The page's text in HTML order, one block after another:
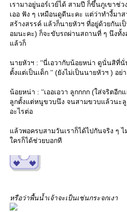
เรามาอยู่นอร์เวย์ได้ สามปี ก็ขึ้นภูเขาช่
เออ ฟัง ๆ เหมือนดูดีนะคะ แต่ว่าทำงี้มา
สร้างสรรค์ แล้วก็นายหัวฯ ที่อยู่ด้วยกันเ
อมนะคะ) ก็จะขับรถผ่านสถานที่ ๆ นึงทั้
ล้วก็
นายหัวฯ : ’’นี่เอวากับน้อยหน่า ดูนั่นสิที่
ตั้งแต่เป็นเด็ก ’’ (ยังไม่เป็นนายหัวฯ ) อ
น้อยหน่า : ’’เออเอวา ลูกกกก (ใส่จริตอี
ลูกตั้งแต่หนูขวบนึง จนสามขวบแล้วนะลู
อะไรต่อ
ล้วพอครบสามวันเราก็ได้ไปกันจริง ๆ ไ
ครก็ได้ช่วยบอกที
หรือว่าพื้นน้ำเจ้าจะเป็นเช่นกระจกเงา